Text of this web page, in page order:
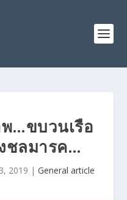
…ขบวนเรือ
ชลมารค…
2019 | General article